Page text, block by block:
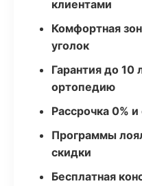
клиентами
Комфортная
уголок
Гарантия до 10
ортопедию
Рассрочка 0%
Программы
скидки
Бесплатная